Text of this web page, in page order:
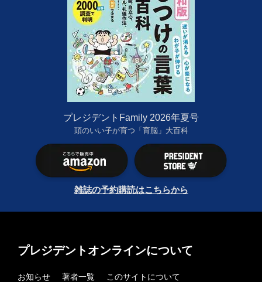
プレジデントFamily 2026年夏号
頭のいい子が育つ「育脳」大百科
雑誌の予約購読はこちらから
プレジデントオンラインについて
お知らせ 著者一覧
このサイトについて